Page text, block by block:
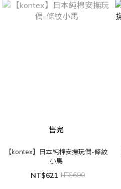
售完
【kontex】日本純棉安撫玩偶-條紋
小馬
NT$621 NT$690